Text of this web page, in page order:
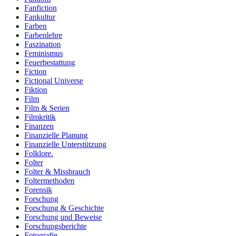
Fanfiction
Fankultur
Farben
Farbenlehre
Faszination
Feminismus
Feuerbestattung
Fiction
Fictional Universe
Fiktion
Film
Film & Serien
Filmkritik
Finanzen
Finanzielle Planung
Finanzielle Unterstützung
Folklore.
Folter
Folter & Missbrauch
Foltermethoden
Forensik
Forschung
Forschung & Geschichte
Forschung und Beweise
Forschungsberichte